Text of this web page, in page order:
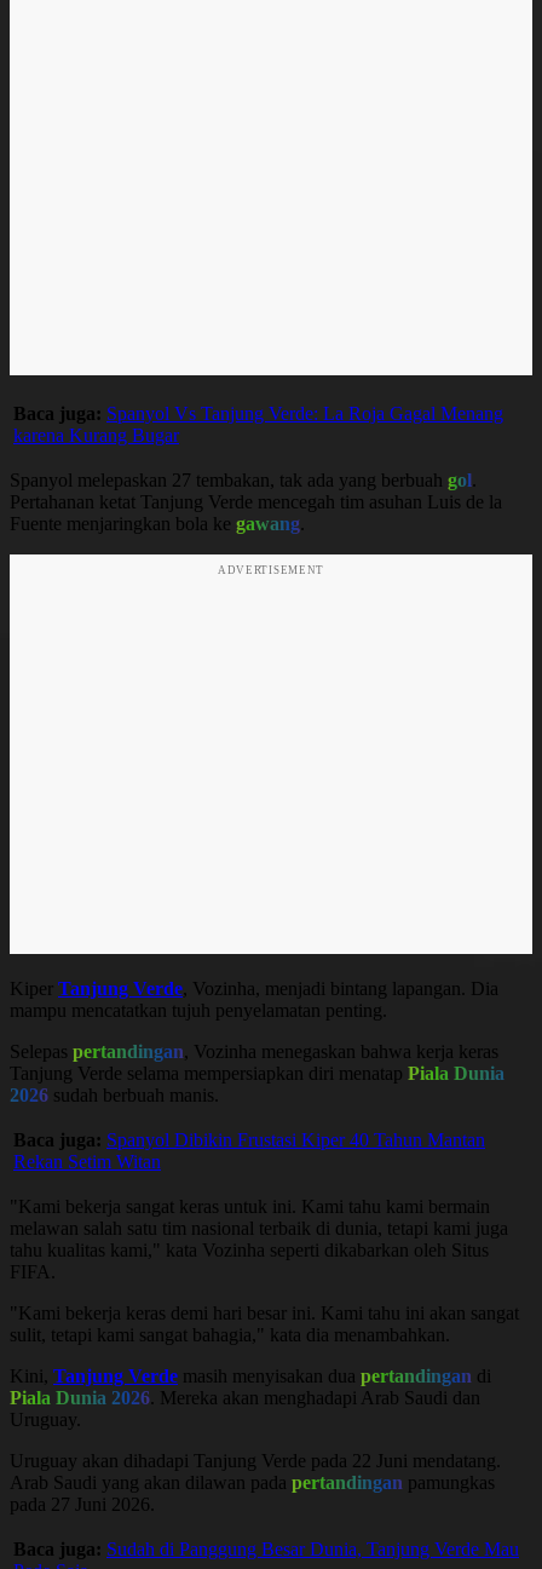
Baca juga: Spanyol Vs Tanjung Verde: La Roja Gagal Menang
karena Kurang Bugar
Spanyol melepaskan 27 tembakan, tak ada yang berbuah gol.
Pertahanan ketat Tanjung Verde mencegah tim asuhan Luis de la
Fuente menjaringkan bola ke gawang.
ADVERTISEMENT
Kiper Tanjung Verde, Vozinha, menjadi bintang lapangan. Dia
mampu mencatatkan tujuh penyelamatan penting.
Selepas pertandingan, Vozinha menegaskan bahwa kerja keras
Tanjung Verde selama mempersiapkan diri menatap Piala Dunia
2026 sudah berbuah manis.
Baca juga: Spanyol Dibikin Frustasi Kiper 40 Tahun Mantan
Rekan Setim Witan
"Kami bekerja sangat keras untuk ini. Kami tahu kami bermain
melawan salah satu tim nasional terbaik di dunia, tetapi kami juga
tahu kualitas kami," kata Vozinha seperti dikabarkan oleh Situs
FIFA.
"Kami bekerja keras demi hari besar ini. Kami tahu ini akan sangat
sulit, tetapi kami sangat bahagia," kata dia menambahkan.
Kini, Tanjung Verde masih menyisakan dua pertandingan di
Piala Dunia 2026 . Mereka akan menghadapi Arab Saudi dan
Uruguay.
Uruguay akan dihadapi Tanjung Verde pada 22 Juni mendatang.
Arab Saudi yang akan dilawan pada pertandingan pamungkas
pada 27 Juni 2026.
Baca juga: Sudah di Panggung Besar Dunia, Tanjung Verde Mau